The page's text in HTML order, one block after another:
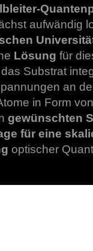
aufwändig
Lösung für
Substrat
an
in Form
gewünschten
für eine
optischer